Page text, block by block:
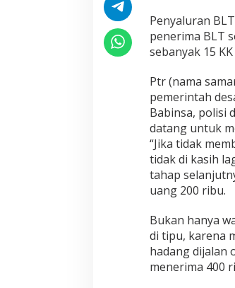
Penyaluran
penerima BLT
sebanyak 15
Ptr (nama
pemerintah
Babinsa, polisi
datang untuk
“Jika tidak
tidak di kasih
tahap
uang 200 ribu.
Bukan hanya
di tipu, karena
hadang dijalan
menerima 400